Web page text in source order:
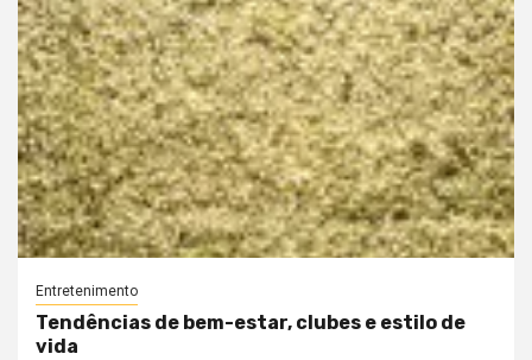
Entretenimento
Tendências de bem-estar, clubes e estilo de
vida